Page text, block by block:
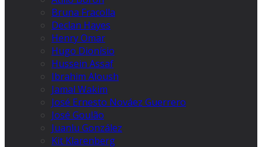
Bruna Fracolla
Declan Hayes
Henry Omar
Hugo Dionísio
Hussein Assaf
Ibrahim Aloush
Jamal Wakim
José Ernesto Nováez Guerrero
José Goulão
Juanlu González
Kit Klarenberg